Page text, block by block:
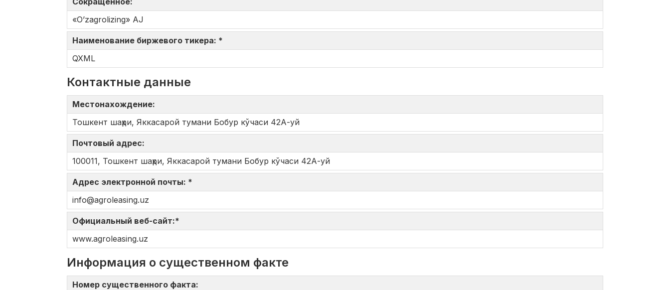
«O’zagrolizing» AJ
Наименование биржевого тикера: *
QXML
Контактные данные
Местонахождение:
Тошкент шаҳри, Яккасарой тумани Бобур кўчаси 42А-уй
Почтовый адрес:
100011, Тошкент шаҳри, Яккасарой тумани Бобур кўчаси 42А-уй
Адрес электронной почты: *
info@agroleasing.uz
Официальный веб-сайт:*
www.agroleasing.uz
Информация о существенном факте
Номер существенного факта: